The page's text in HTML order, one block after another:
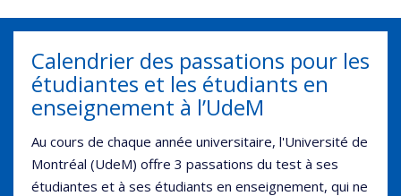
Calendrier des passations pour les
étudiantes et les étudiants en
enseignement à l’UdeM
Au cours de chaque année universitaire, l'Université de
Montréal (UdeM) offre 3 passations du test à ses
étudiantes et à ses étudiants en enseignement, qui ne